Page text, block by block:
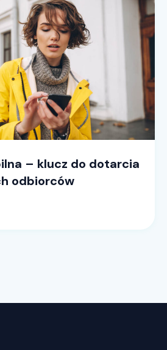
– klucz do dotarcia
odbiorców